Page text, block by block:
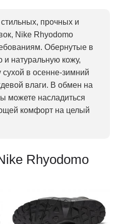
прочных и
Nike Rhyodomo
Обернутые в
и натуральную кожу,
сухой в осенне-зимний
влаги. В обмен на
можете насладиться
комфорт на целый
Rhyodomo